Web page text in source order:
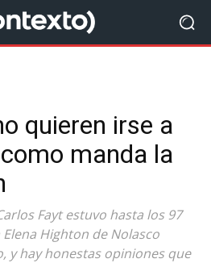
quieren irse a
manda la
Fayt estuvo hasta los 97
Highton de Nolasco
y hay honestas opiniones que